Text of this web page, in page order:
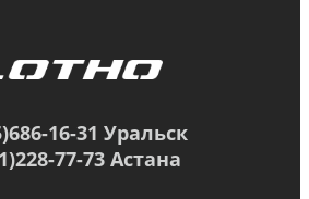
16-31 Уральск
77-73 Астана